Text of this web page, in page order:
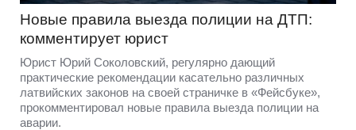
Новые правила выезда полиции на ДТП:
комментирует юрист
Юрист Юрий Соколовский, регулярно дающий
практические рекомендации касательно различных
латвийских законов на своей страничке в «Фейсбуке»,
прокомментировал новые правила выезда полиции на
аварии.